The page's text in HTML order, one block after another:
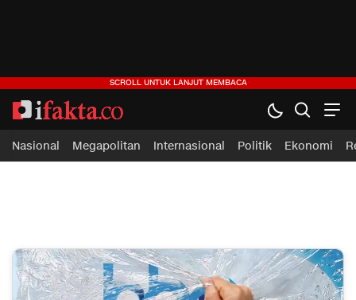
ifakta.co
#pastibenar
Nasional Megapolitan Internasional Politik Ekonomi